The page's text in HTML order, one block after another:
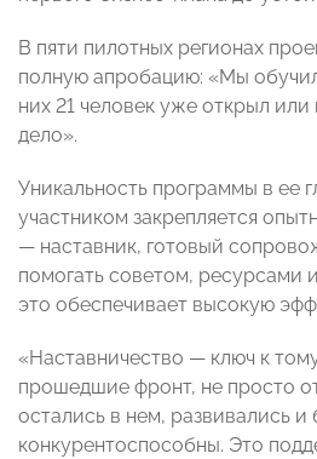
В пяти пилотных регионах
полную апробацию: «Мы
них 21 человек уже открыл
дело».
Уникальность программы в ее
участником закрепляется
— наставник, готовый
помогать советом, ресурсами
это обеспечивает высокую
«Наставничество — ключ к
прошедшие фронт, не просто
остались в нем, развивались и
конкурентоспособны. Это